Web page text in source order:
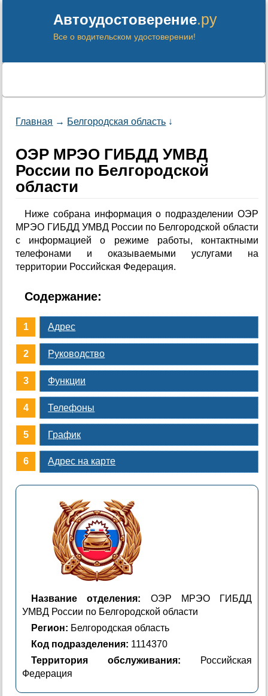
Автоудостоверение.ру
Все о водительском удостоверении!
Главная → Белгородская область ↓
ОЭР МРЭО ГИБДД УМВД
России по Белгородской
области
Ниже собрана информация о подразделении ОЭР
МРЭО ГИБДД УМВД России по Белгородской области
с информацией о режиме работы, контактными
телефонами и оказываемыми услугами на
территории Российская Федерация.
Содержание:
Адрес
Руководство
Функции
Телефоны
График
Адрес на карте
Название отделения: ОЭР МРЭО ГИБДД
УМВД России по Белгородской области
Регион: Белгородская область
Код подразделения: 1114370
Территория обслуживания: Российская
Федерация